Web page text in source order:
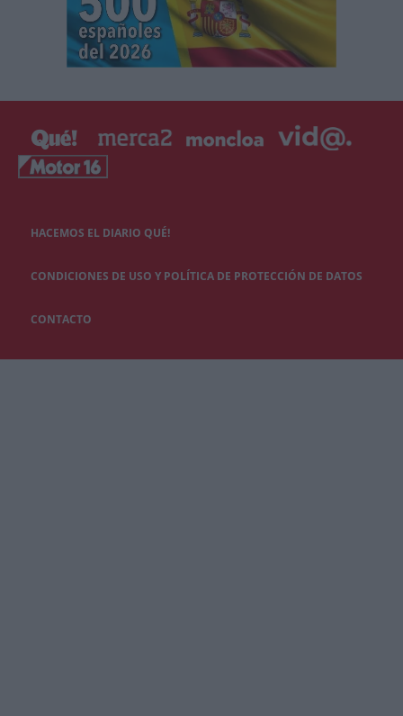
HACEMOS EL DIARIO QUÉ!
CONDICIONES DE USO Y POLÍTICA DE PROTECCIÓN DE DATOS
CONTACTO